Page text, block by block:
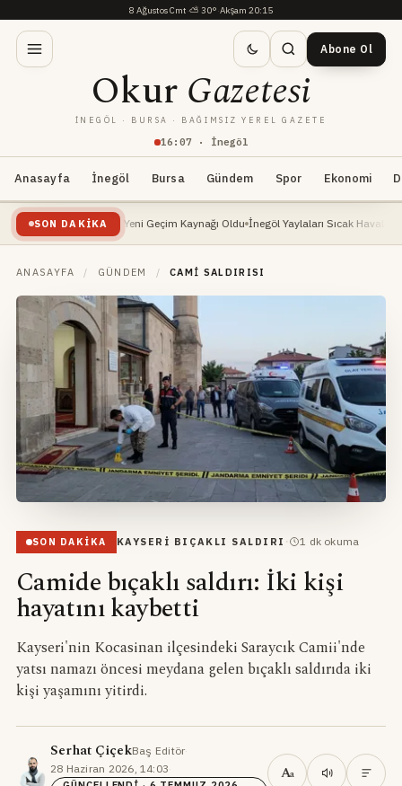
8 Ağustos Cmt·⛅ 30°·Akşam 20:15
16 : 07· İnegöl
OkurGazetesi
İNEGÖL · BURSA · BAĞIMSIZ YEREL GAZETE
Abone Ol
Anasayfa İnegöl Bursa Gündem Spor Ekonomi
SON DAKIKA
Yükselişte: Yeni Geçim Kaynağı Oldu İnegöl Yaylaları Sıcak Havalarda Doğa
ANASAYFA / GÜNDEM / CAMI SALDIRISI
SON DAKIKA KAYSERI BIÇAKLI SALDIRI · 1 dk okuma
Camide bıçaklı saldırı: İki kişi
hayatını kaybetti
Kayseri'nin Kocasinan ilçesindeki Saraycık Camii'nde
yatsı namazı öncesi meydana gelen bıçaklı saldırıda iki
kişi yaşamını yitirdi.
Serhat ÇiçekBaş Editör·
28 Haziran 2026, 14:03· Aa